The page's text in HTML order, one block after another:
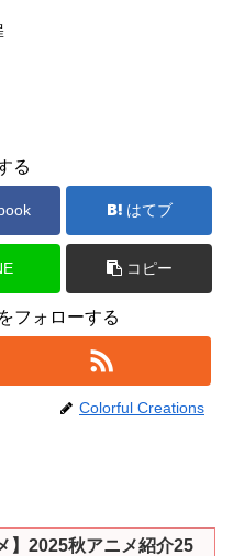
る
はてブ
コピー
フォローする
Colorful Creations
】2025秋アニメ紹介25